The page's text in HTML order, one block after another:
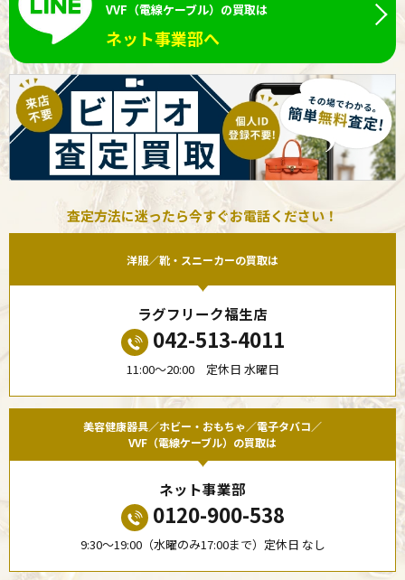
VVF（電線ケーブル）の買取は
ネット事業部へ
査定方法に迷ったら今すぐお電話ください！
洋服／靴・スニーカーの買取は
ラグフリーク福生店
042-513-4011
11:00〜20:00 定休日 水曜日
美容健康器具／ホビー・おもちゃ／電子タバコ／
VVF（電線ケーブル）の買取は
ネット事業部
0120-900-538
9:30〜19:00（水曜のみ17:00まで）定休日 なし